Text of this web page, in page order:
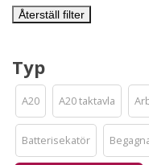
Återställ filter
Typ
A20 A20 taktavla
Batterisekatör